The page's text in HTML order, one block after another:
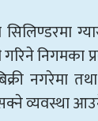
सिलिण्डरमा
निगमका
नगरेमा
सक्ने व्यवस्था